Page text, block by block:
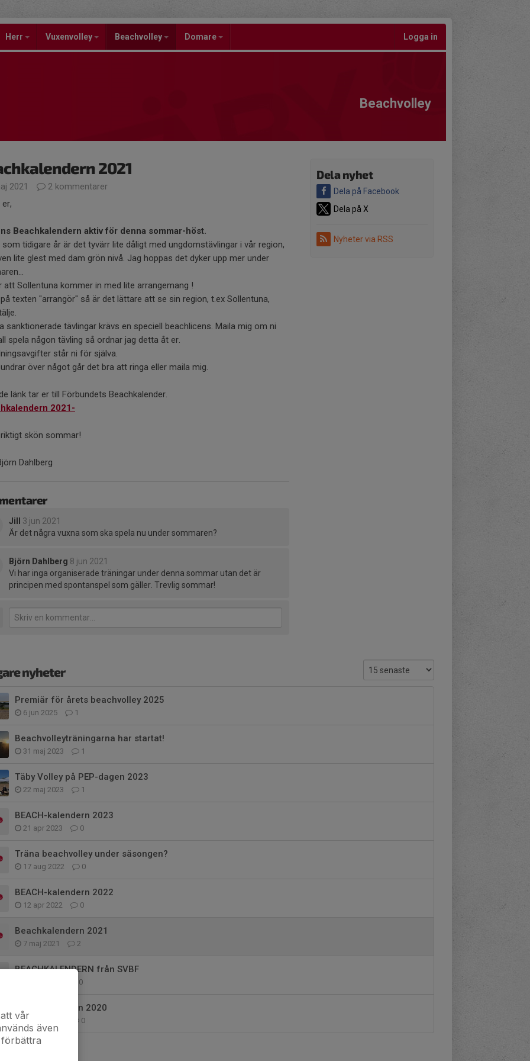
Herr Vuxenvolley Beachvolley Domare Logga in
Beachvolley
Dela nyhet
Dela på Facebook
Dela på X
Nyheter via RSS
2021
2021
2 kommentarer
Beachkalendern aktiv för denna sommar-höst.
som tidigare år är det tyvärr lite dåligt med ungdomstävlingar i vår region,
lite glest med dam grön nivå. Jag hoppas det dyker upp mer under
att Sollentuna kommer in med lite arrangemang !
texten "arrangör" så är det lättare att se sin region, t.ex Sollentuna,
sanktionerade tävlingar krävs en speciell beachlicens. Maila mig om ni
spela någon tävling så ordnar jag detta åt er.
står ni för själva.
över något går det bra att ringa eller maila mig.
länk tar er till Förbundets Beachkalender.
2021 -
skön sommar!
Dahlberg
Jill
3 jun 2021
Är det några vuxna som ska spela nu under sommaren?
Björn Dahlberg 8 jun 2021
Vi har inga organiserade träningar under denna sommar utan det är
principen med spontanspel som gäller. Trevlig sommar!
nyheter
Premiär för årets beachvolley 2025
6 jun 2025 1
Beachvolleyträningarna har startat!
31 maj 2023 1
Täby Volley på PEP-dagen 2023
22 maj 2023 1
BEACH-kalendern 2023
21 apr 2023 0
Träna beachvolley under säsongen?
17 aug 2022 0
BEACH-kalendern 2022
12 apr 2022 0
Beachkalendern 2021
7 maj 2021 2
BEACHKALENDERN från SVBF
0
Beachsäsongen 2020
11 maj 2020 0
vår
även